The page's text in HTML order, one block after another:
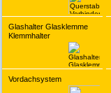
Glashalter Glasklemme
Klemmhalter
Vordachsystem